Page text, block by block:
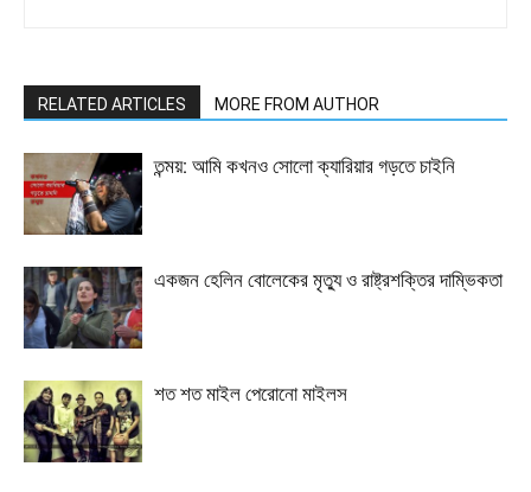
RELATED ARTICLES MORE FROM AUTHOR
তন্ময়: আমি কখনও সোলো ক্যারিয়ার গড়তে চাইনি
একজন হেলিন বোলেকের মৃত্যু ও রাষ্ট্রশক্তির দাম্ভিকতা
শত শত মাইল পেরোনো মাইলস